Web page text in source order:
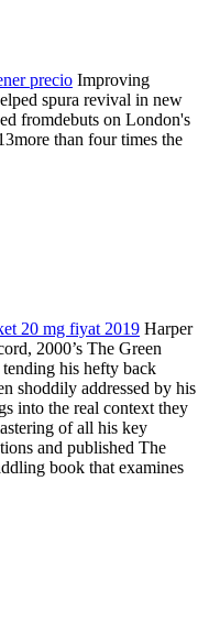
precio Improving
spura revival in new
fromdebuts on London's
than four times the
20 mg fiyat 2019 Harper
2000’s The Green
his hefty back
shoddily addressed by his
into the real context they
of all his key
and published The
book that examines